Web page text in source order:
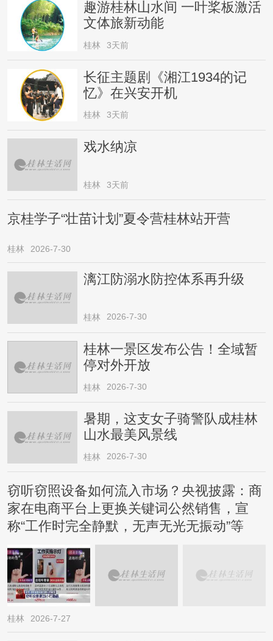
趣游桂林山水间 一叶桨板激活
文体旅新动能
桂林 3天前
长征主题剧《湘江1934的记
忆》在兴安开机
桂林 3天前
戏水纳凉
桂林 3天前
京桂学子“壮苗计划”夏令营桂林站开营
桂林 2026-7-30
漓江防溺水防控体系再升级
桂林 2026-7-30
桂林一景区发布公告！全域暂
停对外开放
桂林 2026-7-30
暑期，这支女子骑警队成桂林
山水最美风景线
桂林 2026-7-30
窃听窃照设备如何流入市场？央视披露：商
家在电商平台上更换关键词公然销售，宣
称“工作时完全静默，无声无光无振动”等
桂林 2026-7-27